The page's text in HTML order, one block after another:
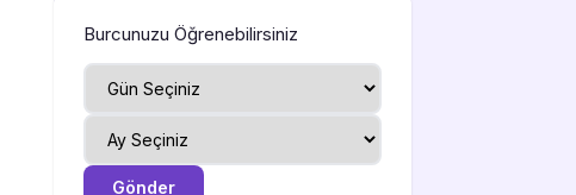
Burcunuzu Öğrenebilirsiniz